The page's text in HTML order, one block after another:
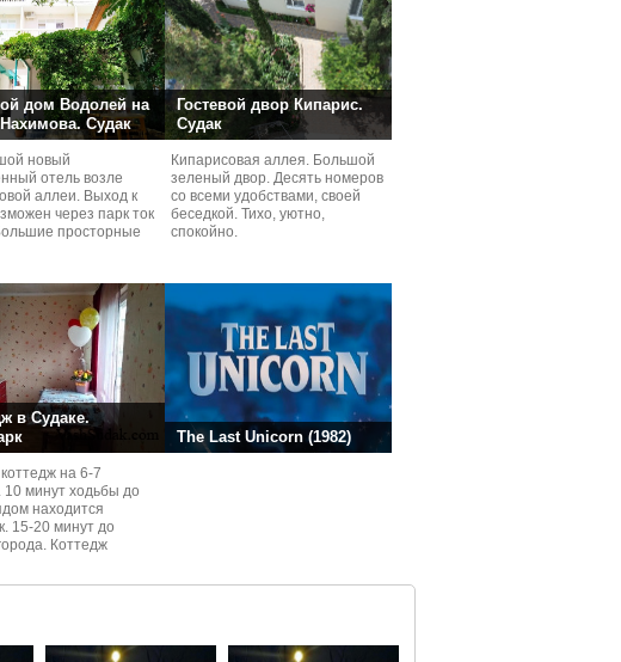
дом Водолей на
Судак
новый
отель возле
аллеи. Выход к
через парк ток
просторные
Гостевой двор Кипарис.
Судак
Кипарисовая аллея. Большой
зеленый двор. Десять номеров
со всеми удобствами, своей
беседкой. Тихо, уютно,
спокойно.
в Судаке.
на 6-7
10 минут ходьбы до
находится
15-20 минут до
Коттедж
The Last Unicorn (1982)